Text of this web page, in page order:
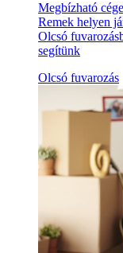
Megbízható
Remek helyen
Olcsó
segítünk
Olcsó fuvarozás